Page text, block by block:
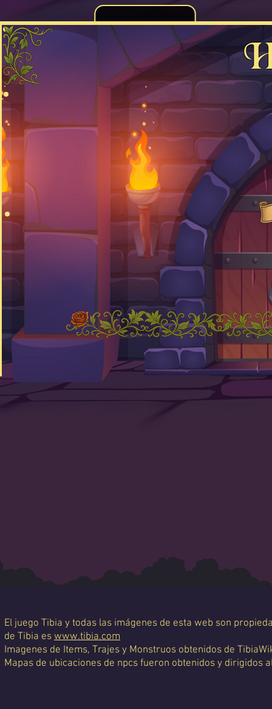
El juego Tibia y todas las imágenes de esta web son
de Tibia es www.tibia.com
Imagenes de Items, Trajes y Monstruos obtenidos de
Mapas de ubicaciones de npcs fueron obtenidos y dirigidos